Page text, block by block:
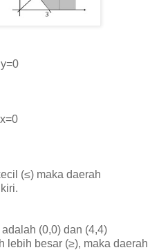
(≤) maka daerah
(0,0) dan (4,4)
lebih besar (≥), maka daerah